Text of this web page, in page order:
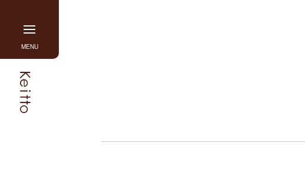
content
グ
ロ
バ
ル
MENU